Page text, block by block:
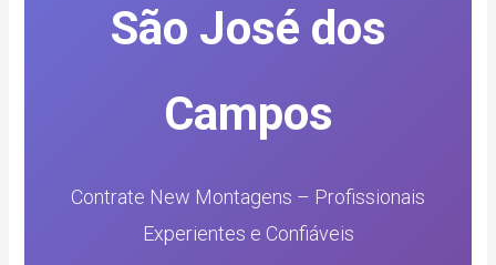
São José dos
Campos
Contrate New Montagens – Profissionais
Experientes e Confiáveis